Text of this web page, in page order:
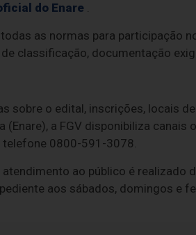
do Enare .
as normas para participação
classificação, documentação
sobre o edital, inscrições, locais
(Enare), a FGV disponibiliza
telefone 0800-591-3078.
ao público é realizado
aos sábados, domingos e